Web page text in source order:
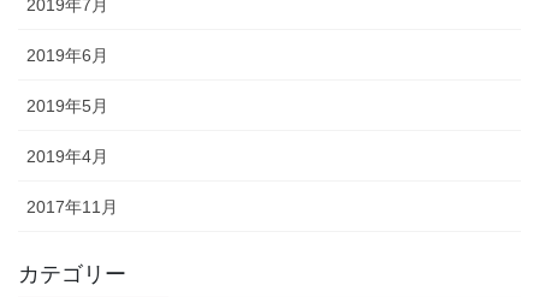
2019年7月
2019年6月
2019年5月
2019年4月
2017年11月
カテゴリー